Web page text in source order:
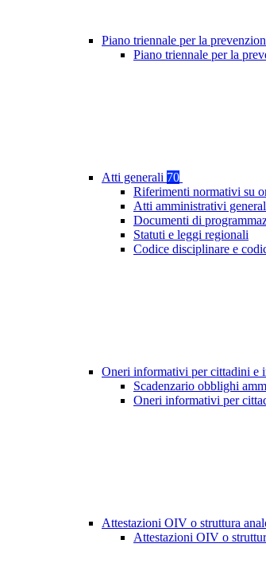
Piano triennale per la
Piano triennale per la
Atti generali 70
Riferimenti normativi su
Atti amministrativi
Documenti di
Statuti e leggi regionali
Codice disciplinare e
Oneri informativi per cittadini e
Scadenzario obblighi
Oneri informativi per
Attestazioni OIV o struttura
Attestazioni OIV o